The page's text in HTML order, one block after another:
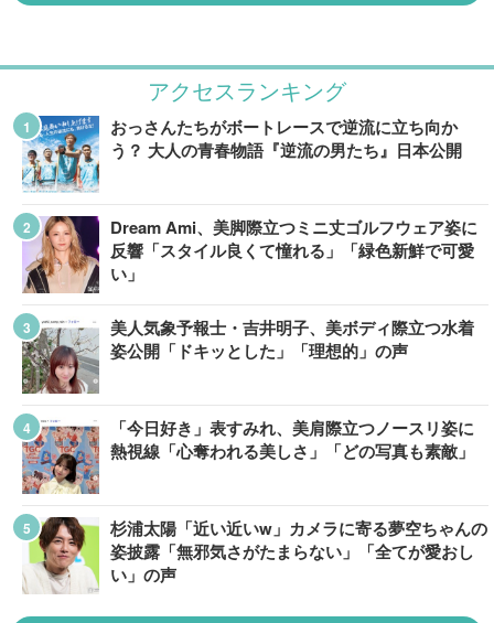
アクセスランキング
おっさんたちがボートレースで逆流に立ち向か
う？ 大人の青春物語『逆流の男たち』日本公開
Dream Ami、美脚際立つミニ丈ゴルフウェア姿に
反響「スタイル良くて憧れる」「緑色新鮮で可愛
い」
美人気象予報士・吉井明子、美ボディ際立つ水着
姿公開「ドキッとした」「理想的」の声
「今日好き」表すみれ、美肩際立つノースリ姿に
熱視線「心奪われる美しさ」「どの写真も素敵」
杉浦太陽「近い近いw」カメラに寄る夢空ちゃんの
姿披露「無邪気さがたまらない」「全てが愛おし
い」の声